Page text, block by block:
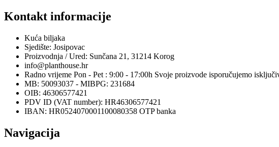
Kontakt informacije
Kuća biljaka
Sjedište: Josipovac
Proizvodnja / Ured: Sunčana 21, 31214 Korog
info@planthouse.hr
Radno vrijeme Pon - Pet : 9:00 - 17:00h Svoje proizvode isporučujemo
MB: 50093037 - MIBPG: 231684
OIB: 46306577421
PDV ID (VAT number): HR46306577421
IBAN: HR0524070001100080358 OTP banka
Navigacija